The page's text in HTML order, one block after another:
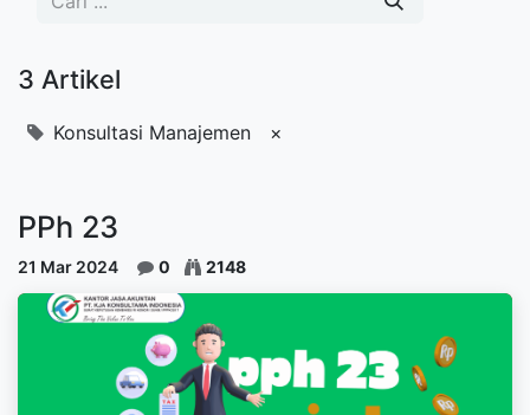
3 Artikel
Konsultasi Manajemen ×
PPh 23
21 Mar 2024 0 2148